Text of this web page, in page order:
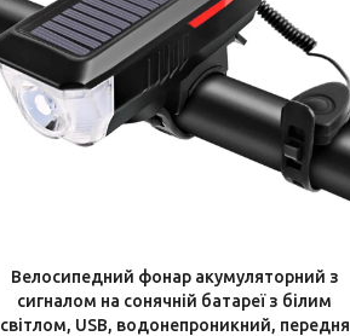
Велосипедний фонар акумуляторний з
сигналом на сонячній батареї з білим
світлом, USB, водонепроникний, передня